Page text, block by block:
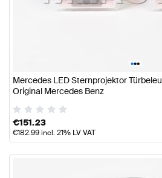
•••
Mercedes LED Sternprojektor
Original Mercedes Benz
€151.23
€182.99incl. 21% LV VAT